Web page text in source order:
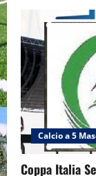
Calcio a 5
Coppa Italia